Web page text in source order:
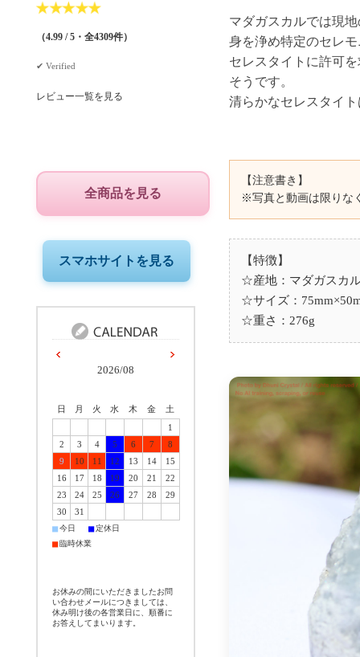
マダガスカルでは現
身を浄め特定のセレ
セレスタイトに許可
そうです。
【注意書き】
※写真と動画は限りな
【特徴】
☆産地：マダガスカ
☆サイズ：
☆重さ：276g
★★★★★
（4.99 / 5・全4309件）
✔︎ Verified
レビュー一覧を見る
全商品を見る
スマホサイトを見る
2026/08
日 月 火 水 木 金
土
1
2
3 4 5 6 7
8
9
10 11 12 13 14
15
16
17 18 19 20 21
22
23
24 25 26 27 28
29
30
31
■今日 ■定休日
■ 臨時休業
お休みの間にいただきましたお問
い合わせメールにつきましては、
休み明け後の各営業日に、順番に
お答えしてまいります。